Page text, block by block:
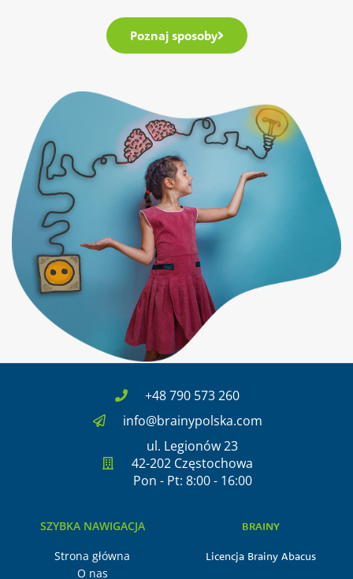
Poznaj sposoby
+48 790 573 260
info@brainypolska.com
ul. Legionów 23
42-202 Częstochowa
Pon - Pt: 8:00 - 16:00
SZYBKA NAWIGACJA
Strona główna
O nas
BRAINY
Licencja Brainy Abacus